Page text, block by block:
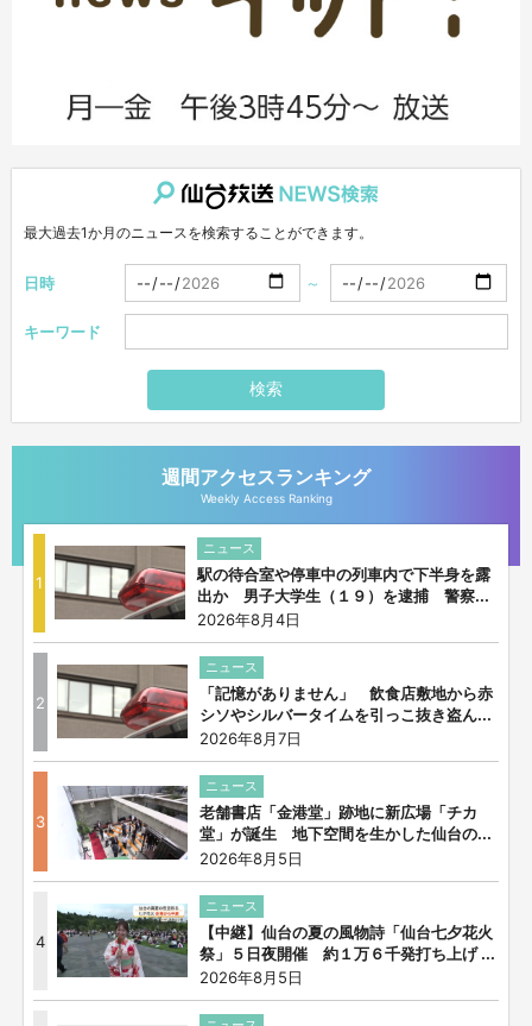
最大過去1か月のニュースを検索することができます。
日時 ～
キーワード
検索
週間アクセスランキング
Weekly Access Ranking
1
ニュース
駅の待合室や停車中の列車内で下半身を露
出か 男子大学生（１９）を逮捕 警察...
2026年8月4日
2
ニュース
「記憶がありません」 飲食店敷地から赤
シソやシルバータイムを引っこ抜き盗ん...
2026年8月7日
3
ニュース
老舗書店「金港堂」跡地に新広場「チカ
堂」が誕生 地下空間を生かした仙台の...
2026年8月5日
4
ニュース
【中継】仙台の夏の風物詩「仙台七夕花火
祭」５日夜開催 約１万６千発打ち上げ ...
2026年8月5日